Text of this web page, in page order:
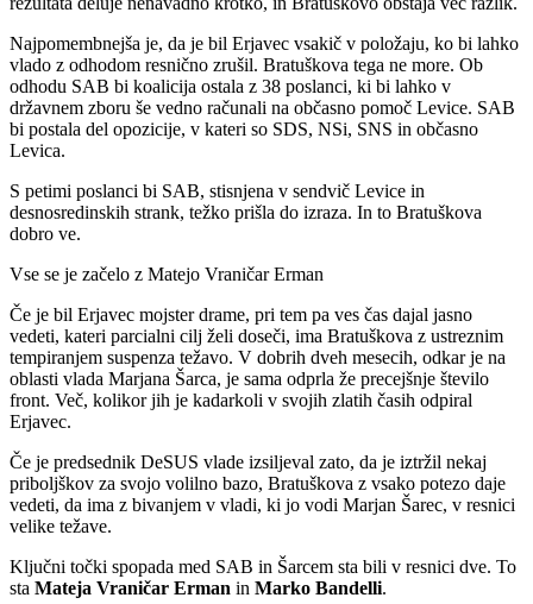
Najpomembnejša je, da je bil Erjavec vsakič v položaju, ko bi lahko
vlado z odhodom resnično zrušil. Bratuškova tega ne more. Ob
odhodu SAB bi koalicija ostala z 38 poslanci, ki bi lahko v
državnem zboru še vedno računali na občasno pomoč Levice. SAB
bi postala del opozicije, v kateri so SDS, NSi, SNS in občasno
Levica.
S petimi poslanci bi SAB, stisnjena v sendvič Levice in
desnosredinskih strank, težko prišla do izraza. In to Bratuškova
dobro ve.
Vse se je začelo z Matejo Vraničar Erman
Če je bil Erjavec mojster drame, pri tem pa ves čas dajal jasno
vedeti, kateri parcialni cilj želi doseči, ima Bratuškova z ustreznim
tempiranjem suspenza težavo. V dobrih dveh mesecih, odkar je na
oblasti vlada Marjana Šarca, je sama odprla že precejšnje število
front. Več, kolikor jih je kadarkoli v svojih zlatih časih odpiral
Erjavec.
Če je predsednik DeSUS vlade izsiljeval zato, da je iztržil nekaj
priboljškov za svojo volilno bazo, Bratuškova z vsako potezo daje
vedeti, da ima z bivanjem v vladi, ki jo vodi Marjan Šarec, v resnici
velike težave.
Ključni točki spopada med SAB in Šarcem sta bili v resnici dve. To
sta Mateja Vraničar Erman in Marko Bandelli.